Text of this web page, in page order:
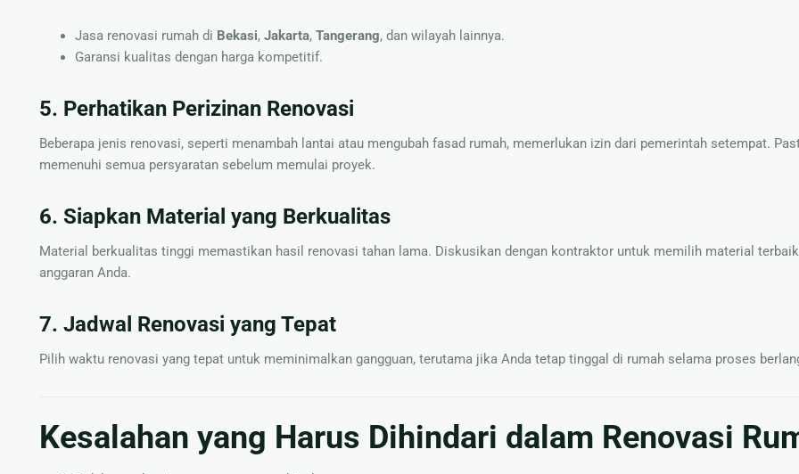
Jasa renovasi rumah di Bekasi, Jakarta, Tangerang, dan wilayah lainnya.
Garansi kualitas dengan harga kompetitif.
5. Perhatikan Perizinan Renovasi
Beberapa jenis renovasi, seperti menambah lantai atau mengubah fasad rumah, memerlukan izin dari pemerintah setempat.
memenuhi semua persyaratan sebelum memulai proyek.
6. Siapkan Material yang Berkualitas
Material berkualitas tinggi memastikan hasil renovasi tahan lama. Diskusikan dengan kontraktor untuk memilih material
anggaran Anda.
7. Jadwal Renovasi yang Tepat
Pilih waktu renovasi yang tepat untuk meminimalkan gangguan, terutama jika Anda tetap tinggal di rumah selama proses
Kesalahan yang Harus Dihindari dalam Renovasi